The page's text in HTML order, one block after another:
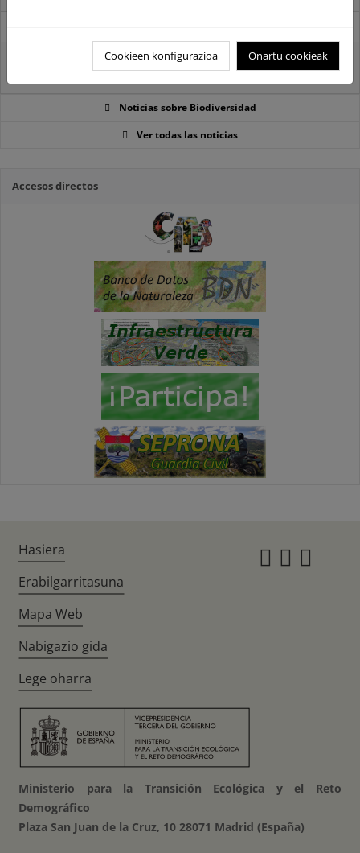
La reunión ministerial de OSPAR refuerza la acción conjunta para proteger
el Atlántico Nordeste
Noticias sobre Biodiversidad
Ver todas las noticias
Accesos directos
Cookieen konfigurazioa Onartu cookieak
Hasiera
Erabilgarritasuna
Mapa Web
Nabigazio gida
Lege oharra
Ministerio para la Transición Ecológica y el Reto
Demográfico
Plaza San Juan de la Cruz, 10 28071 Madrid (España)